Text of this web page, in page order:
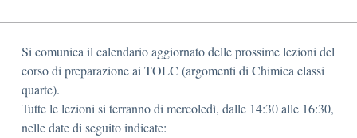
Si comunica il calendario aggiornato delle prossime lezioni del
corso di preparazione ai TOLC (argomenti di Chimica classi
quarte).
Tutte le lezioni si terranno di mercoledì, dalle 14:30 alle 16:30,
nelle date di seguito indicate: